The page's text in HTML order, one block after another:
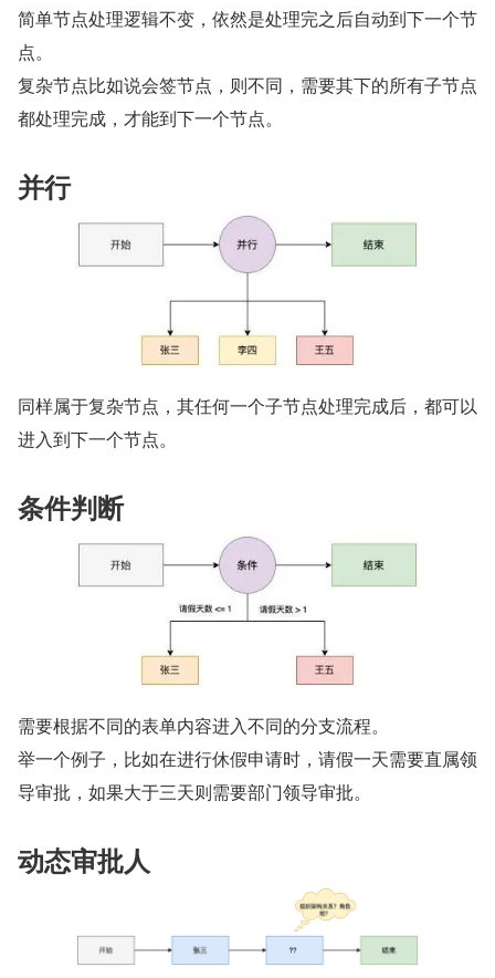
简单节点处理逻辑不变，依然是处理完之后自动到下一个节
点。
复杂节点比如说会签节点，则不同，需要其下的所有子节点
都处理完成，才能到下一个节点。
并行
同样属于复杂节点，其任何一个子节点处理完成后，都可以
进入到下一个节点。
条件判断
需要根据不同的表单内容进入不同的分支流程。
举一个例子，比如在进行休假申请时，请假一天需要直属领
导审批，如果大于三天则需要部门领导审批。
动态审批人